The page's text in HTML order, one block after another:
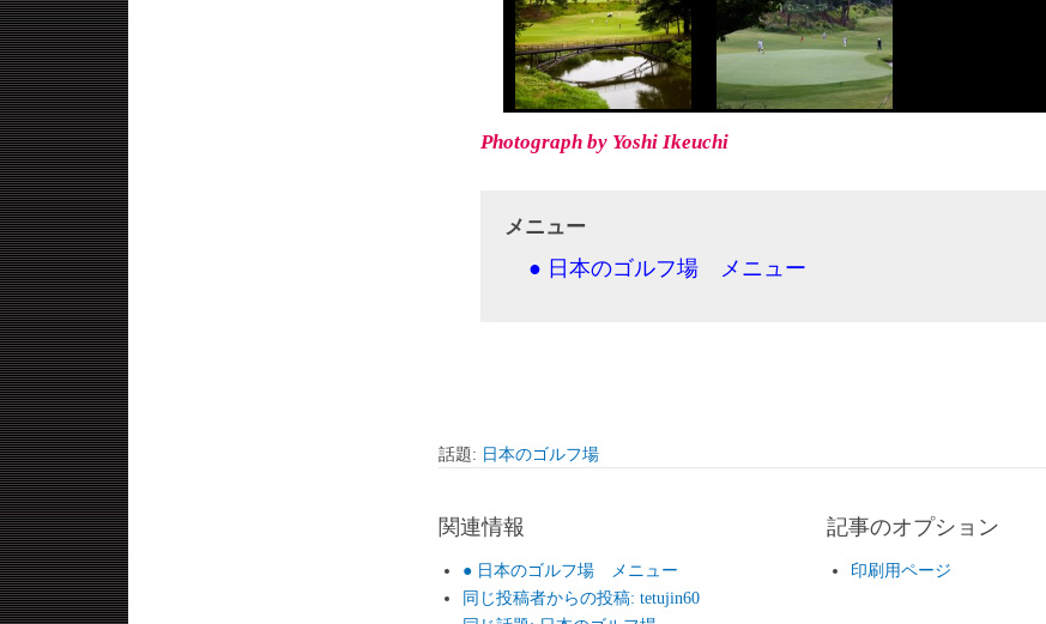
Photograph by Yoshi Ikeuchi
メニュー
● 日本のゴルフ場 メニュー
話題: 日本のゴルフ場
関連情報
● 日本のゴルフ場 メニュー
同じ投稿者からの投稿: tetujin60
記事のオプション
印刷用ページ